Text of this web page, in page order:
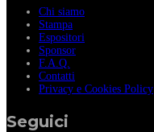
Chi siamo
Stampa
Espositori
Sponsor
F.A.Q.
Contatti
Privacy e Cookies Policy
Seguici